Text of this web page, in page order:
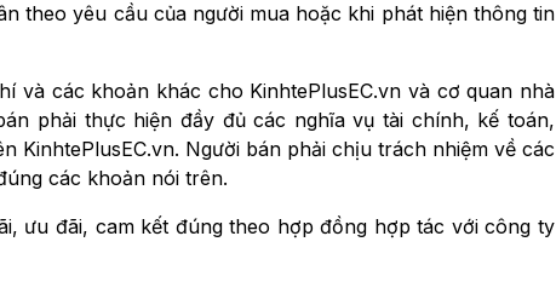
theo yêu cầu của người mua hoặc khi phát hiện thông tin
và các khoản khác cho KinhtePlusEC.vn và cơ quan nhà
phải thực hiện đầy đủ các nghĩa vụ tài chính, kế toán,
KinhtePlusEC.vn. Người bán phải chịu trách nhiệm về các
các khoản nói trên.
ưu đãi, cam kết đúng theo hợp đồng hợp tác với công ty